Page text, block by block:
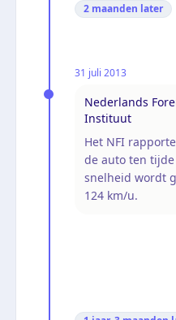
2 maanden later
31 juli 2013
Nederlands
Instituut
Het NFI
de auto ten
snelheid wordt
124 km/u.